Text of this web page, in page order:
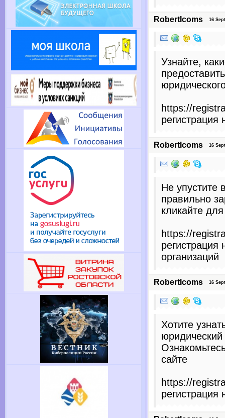
RobertIcoms 16
Узнайте,
https://
регистрация
RobertIcoms 16
Не упустите
правильно
кликайте
https://
регистрация
организаций
RobertIcoms 16
Хотите
сайте
https://
регистрация